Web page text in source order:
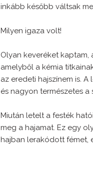
inkább később váltsak
Milyen igaza volt!
Olyan keveréket kaptam,
amelyből a kémia
az eredeti hajszínem is.
és nagyon természetes a
Miután letelt a festék
meg a hajamat. Ez egy
hajban lerakódott fémet,